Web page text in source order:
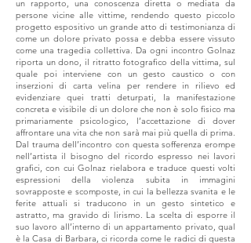
un rapporto, una conoscenza diretta o mediata da
persone vicine alle vittime, rendendo questo piccolo
progetto espositivo un grande atto di testimonianza di
come un dolore privato possa e debba essere vissuto
come una tragedia collettiva. Da ogni incontro Golnaz
riporta un dono, il ritratto fotografico della vittima, sul
quale poi interviene con un gesto caustico o con
inserzioni di carta velina per rendere in rilievo ed
evidenziare quei tratti deturpati, la manifestazione
concreta e visibile di un dolore che non è solo fisico ma
primariamente psicologico, l’accettazione di dover
affrontare una vita che non sarà mai più quella di prima.
Dal trauma dell’incontro con questa sofferenza erompe
nell’artista il bisogno del ricordo espresso nei lavori
grafici, con cui Golnaz rielabora e traduce questi volti
espressioni della violenza subita in immagini
sovrapposte e scomposte, in cui la bellezza svanita e le
ferite attuali si traducono in un gesto sintetico e
astratto, ma gravido di lirismo. La scelta di esporre il
suo lavoro all’interno di un appartamento privato, qual
è la Casa di Barbara, ci ricorda come le radici di questa